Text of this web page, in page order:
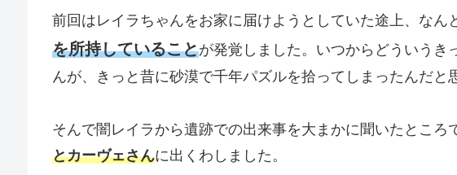
前回はレイラちゃんをお家に届けようとしていた途上、なん
を所持していることが発覚しました。いつからどういう
んが、きっと昔に砂漠で千年パズルを拾ってしまったんだと
そんで闇レイラから遺跡での出来事を大まかに聞いたところ
とカーヴェさんに出くわしました。